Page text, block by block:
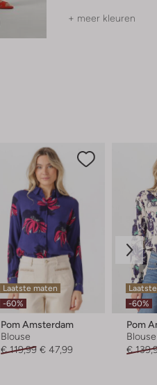
+ meer kleuren
Laatste maten
-60%
Pom Amsterdam
Blouse
€ 119,99 € 47,99
-60%
Pom
Blouse
€